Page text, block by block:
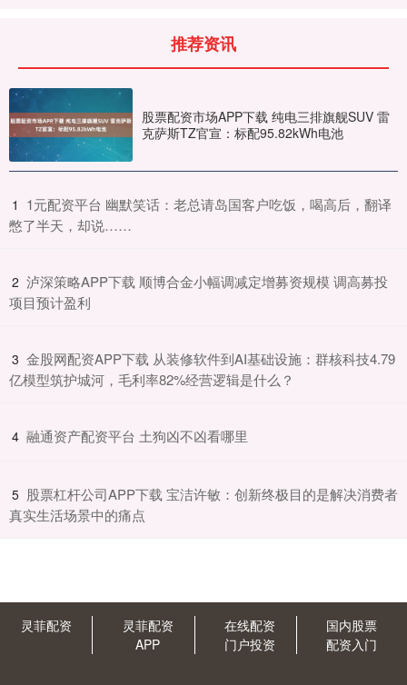
推荐资讯
股票配资市场APP下载 纯电三排旗舰SUV 雷
克萨斯TZ官宣：标配95.82kWh电池
1 ​1元配资平台 幽默笑话：老总请岛国客户吃饭，喝高后，翻译
憋了半天，却说……
2 ​泸深策略APP下载 顺博合金小幅调减定增募资规模 调高募投
项目预计盈利
3 ​金股网配资APP下载 从装修软件到AI基础设施：群核科技4.79
亿模型筑护城河，毛利率82%经营逻辑是什么？
4 ​融通资产配资平台 土狗凶不凶看哪里
5 ​股票杠杆公司APP下载 宝洁许敏：创新终极目的是解决消费者
真实生活场景中的痛点
灵菲配资
灵菲配资
APP
在线配资
门户投资
国内股票
配资入门